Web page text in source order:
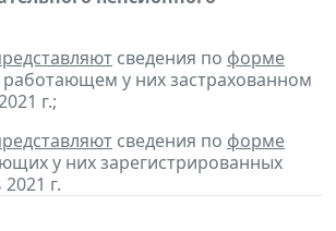
сведения по форме
у них застрахованном
г.;
сведения по форме
у них зарегистрированных
г.